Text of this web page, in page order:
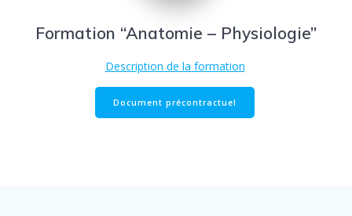
Formation “Anatomie – Physiologie”
Description de la formation
Document précontractuel